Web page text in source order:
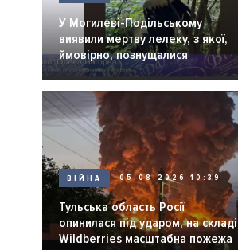
У Могилеві-Подільському
виявили мертву лелеку, з якої,
ймовірно, познущалися
ВІЙНА 05.08.2026 10:39
Тульська область Росії
опинилася під ударом, на складі
Wildberries масштабна пожежа